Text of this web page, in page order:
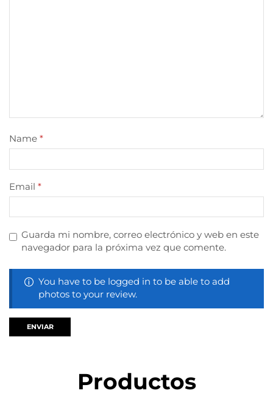
Name *
Email *
Guarda mi nombre, correo electrónico y web en este
navegador para la próxima vez que comente.
You have to be logged in to be able to add
photos to your review.
Productos